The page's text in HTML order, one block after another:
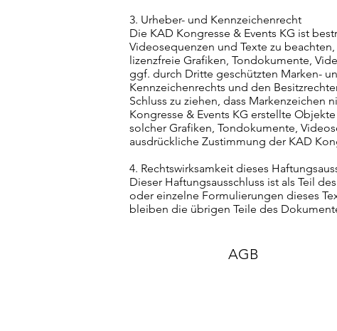
3. Urheber- und Kennzeichenrecht
Die KAD Kongresse & Events KG ist
Videosequenzen und Texte zu
lizenzfreie Grafiken, Tondokumente,
ggf. durch Dritte geschützten Marken-
Kennzeichenrechts und den
Schluss zu ziehen, dass
Kongresse & Events KG erstellte
solcher Grafiken, Tondokumente,
ausdrückliche Zustimmung der KAD
4. Rechtswirksamkeit dieses
Dieser Haftungsausschluss ist als Teil
oder einzelne Formulierungen dieses
bleiben die übrigen Teile des
AGB